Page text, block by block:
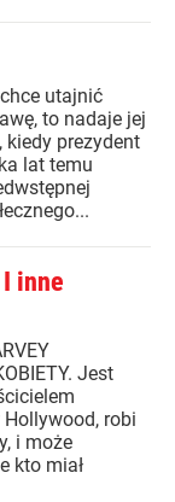
chce utajnić
to nadaje jej
kiedy prezydent
lat temu
inne
Jest
robi
i może
kto miał